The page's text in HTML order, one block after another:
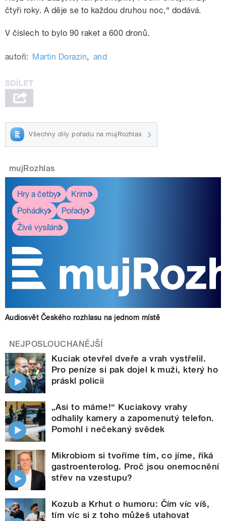
čtyři roky. A děje se to každou druhou noc,“ dodává.
V číslech to bylo 90 raket a 600 dronů.
autoři: Martin Dorazín, and
Všechny díly pořadu na mujRozhlas
mujRozhlas
Hry a četby
Krimi
Pohádky
Pořady
Živé vysílání
Audiosvět Českého rozhlasu na jednom místě
NEJPOSLOUCHANĚJŠÍ
Kuciak otevřel dveře a vrah vystřelil.
Pro peníze si pak dojel k muži, který ho
práskl policii
„Asi to máme!“ Kuciakovy vrahy
odhalily kamery a zapomenutý telefon.
Pomohl i nečekaný svědek
Mikrobiom si tvoříme tím, co jíme, říká
gastroenterolog. Proč jsou onemocnění
střev na vzestupu?
Kozub a Krhut o humoru: Čím víc víš,
tím víc si z toho můžeš utahovat